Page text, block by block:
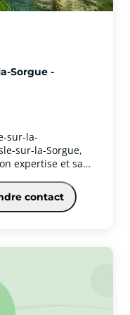
passionné par
dans les
Sorgue -
sur-la-
sur-la-Sorgue,
expertise et sa
acheter,
bien, notre équipe
écoute et
nous valorisons un
aux
par les
de prestige.
réseau de
contact